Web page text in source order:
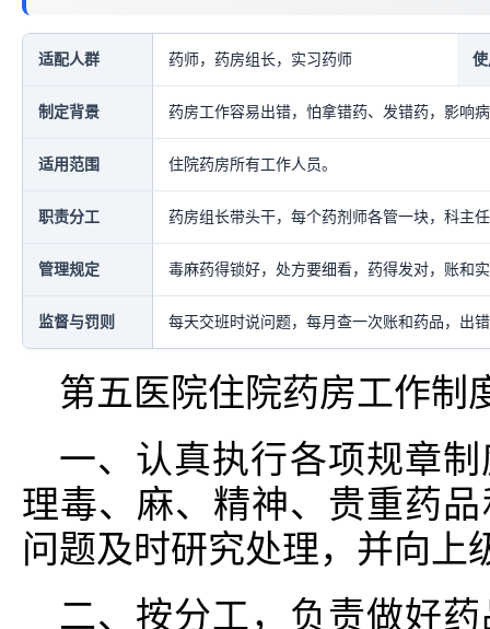
适配人群 药师，药房组长，实习药师
制定背景 药房工作容易出错，怕拿错药、发错药，影响
适用范围 住院药房所有工作人员。
职责分工 药房组长带头干，每个药剂师各管一块，科主
管理规定 毒麻药得锁好，处方要细看，药得发对，账和
监督与罚则 每天交班时说问题，每月查一次账和药品，出
第五医院住院药房工作制
一、认真执行各项规章
理毒、麻、精神、贵重药
问题及时研究处理，并向上
二、按分工，负责做好